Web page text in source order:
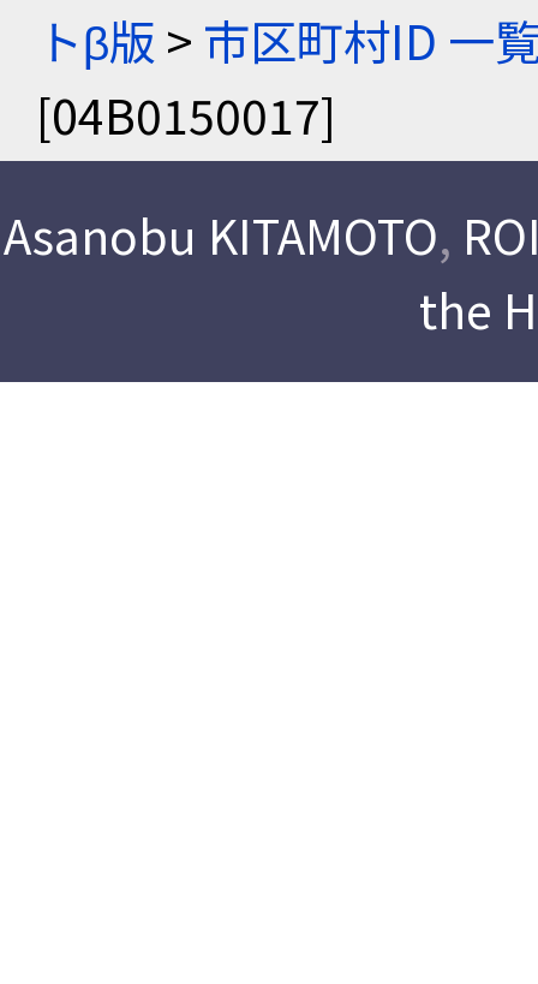
トβ版 > 市区町村ID 一
[04B0150017]
Asanobu KITAMOTO,
the